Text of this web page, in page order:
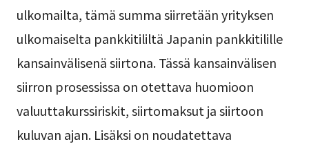
ulkomailta, tämä summa siirretään yrityksen
ulkomaiselta pankkitililtä Japanin pankkitilille
kansainvälisenä siirtona. Tässä kansainvälisen
siirron prosessissa on otettava huomioon
valuuttakurssiriskit, siirtomaksut ja siirtoon
kuluvan ajan. Lisäksi on noudatettava